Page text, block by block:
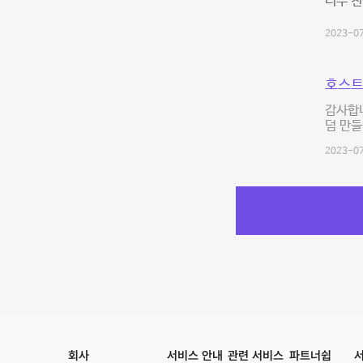
2023-
호스
감사
덤 만
2023-
회사 서비스 안내 관련 서비스 파트너쉽